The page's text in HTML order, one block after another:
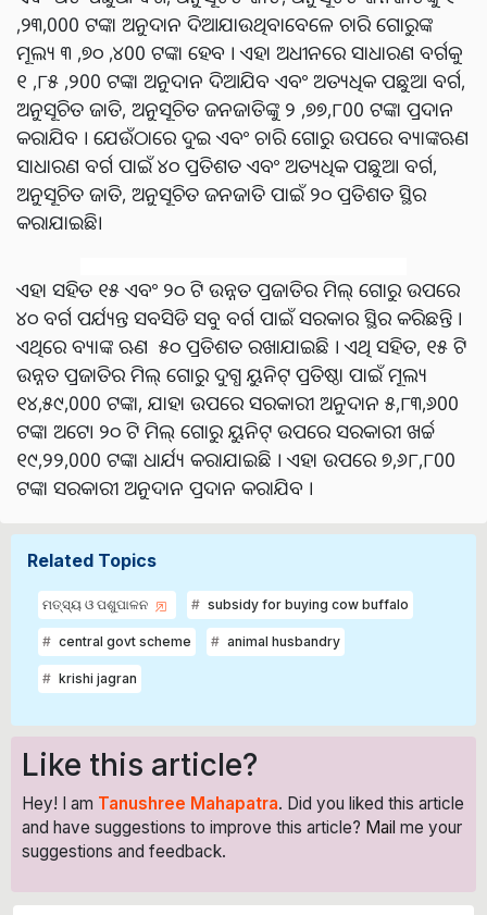
,୨୩,000 ଟଙ୍କା ଅନୁଦାନ ଦିଆଯାଉଥିବାବେଳେ ଚାରି ଗୋରୁଙ୍କ
ମୂଲ୍ୟ ୩ ,୭୦ ,୪00 ଟଙ୍କା ହେବ । ଏହା ଅଧୀନରେ ସାଧାରଣ ବର୍ଗକୁ
୧ ,୮୫ ,୨00 ଟଙ୍କା ଅନୁଦାନ ଦିଆଯିବ ଏବଂ ଅତ୍ୟଧିକ ପଛୁଆ ବର୍ଗ,
ଅନୁସୂଚିତ ଜାତି, ଅନୁସୂଚିତ ଜନଜାତିଙ୍କୁ ୨ ,୭୭,୮00 ଟଙ୍କା ପ୍ରଦାନ
କରାଯିବ । ଯେଉଁଠାରେ ଦୁଇ ଏବଂ ଚାରି ଗୋରୁ ଉପରେ ବ୍ୟାଙ୍କଋଣ
ସାଧାରଣ ବର୍ଗ ପାଇଁ ୪୦ ପ୍ରତିଶତ ଏବଂ ଅତ୍ୟଧିକ ପଛୁଆ ବର୍ଗ,
ଅନୁସୂଚିତ ଜାତି, ଅନୁସୂଚିତ ଜନଜାତି ପାଇଁ ୨୦ ପ୍ରତିଶତ ସ୍ଥିର
କରାଯାଇଛି।
ଏହା ସହିତ ୧୫ ଏବଂ ୨୦ ଟି ଉନ୍ନତ ପ୍ରଜାତିର ମିଲ୍ ଗୋରୁ ଉପରେ
୪୦ ବର୍ଗ ପର୍ଯ୍ୟନ୍ତ ସବସିଡି ସବୁ ବର୍ଗ ପାଇଁ ସରକାର ସ୍ଥିର କରିଛନ୍ତି ।
ଏଥିରେ ବ୍ୟାଙ୍କ ଋଣ ୫୦ ପ୍ରତିଶତ ରଖାଯାଇଛି । ଏଥି ସହିତ, ୧୫ ଟି
ଉନ୍ନତ ପ୍ରଜାତିର ମିଲ୍ ଗୋରୁ ଦୁଗ୍ଧ ୟୁନିଟ୍ ପ୍ରତିଷ୍ଠା ପାଇଁ ମୂଲ୍ୟ
୧୪,୫୯,000 ଟଙ୍କା, ଯାହା ଉପରେ ସରକାରୀ ଅନୁଦାନ ୫,୮୩,୬00
ଟଙ୍କା ଅଟେ। ୨୦ ଟି ମିଲ୍ ଗୋରୁ ୟୁନିଟ୍ ଉପରେ ସରକାରୀ ଖର୍ଚ୍ଚ
୧୯,୨୨,000 ଟଙ୍କା ଧାର୍ଯ୍ୟ କରାଯାଇଛି । ଏହା ଉପରେ ୭,୬୮,୮00
ଟଙ୍କା ସରକାରୀ ଅନୁଦାନ ପ୍ରଦାନ କରାଯିବ ।
Related Topics
ମତ୍ସ୍ୟ ଓ ପଶୁପାଳନ subsidy for buying cow buffalo
central govt scheme animal husbandry
krishi jagran
Like this article?
Hey! I am Tanushree Mahapatra. Did you liked this article
and have suggestions to improve this article? Mail me your
suggestions and feedback.